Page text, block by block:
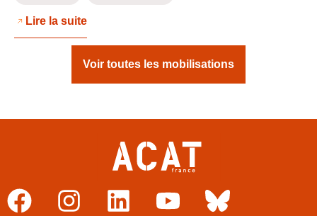
Lire la suite
Voir toutes les mobilisations